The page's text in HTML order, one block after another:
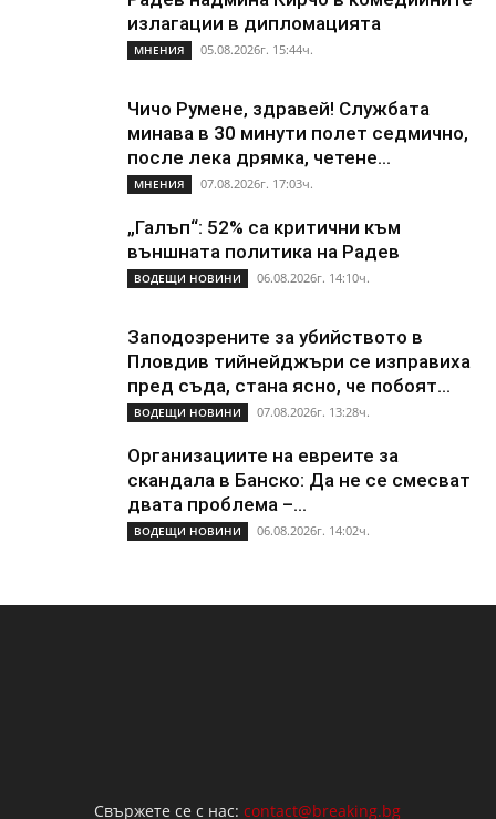
излагации в дипломацията
МНЕНИЯ 05.08.2026г. 15:44ч.
Чичо Румене, здравей! Службата
минава в 30 минути полет седмично,
после лека дрямка, четене...
МНЕНИЯ 07.08.2026г. 17:03ч.
„Галъп“: 52% са критични към
външната политика на Радев
ВОДЕЩИ НОВИНИ 06.08.2026г. 14:10ч.
Заподозрените за убийството в
Пловдив тийнейджъри се изправиха
пред съда, стана ясно, че побоят...
ВОДЕЩИ НОВИНИ 07.08.2026г. 13:28ч.
Организациите на евреите за
скандала в Банско: Да не се смесват
двата проблема –...
ВОДЕЩИ НОВИНИ 06.08.2026г. 14:02ч.
Свържете се с нас:contact@breaking.bg